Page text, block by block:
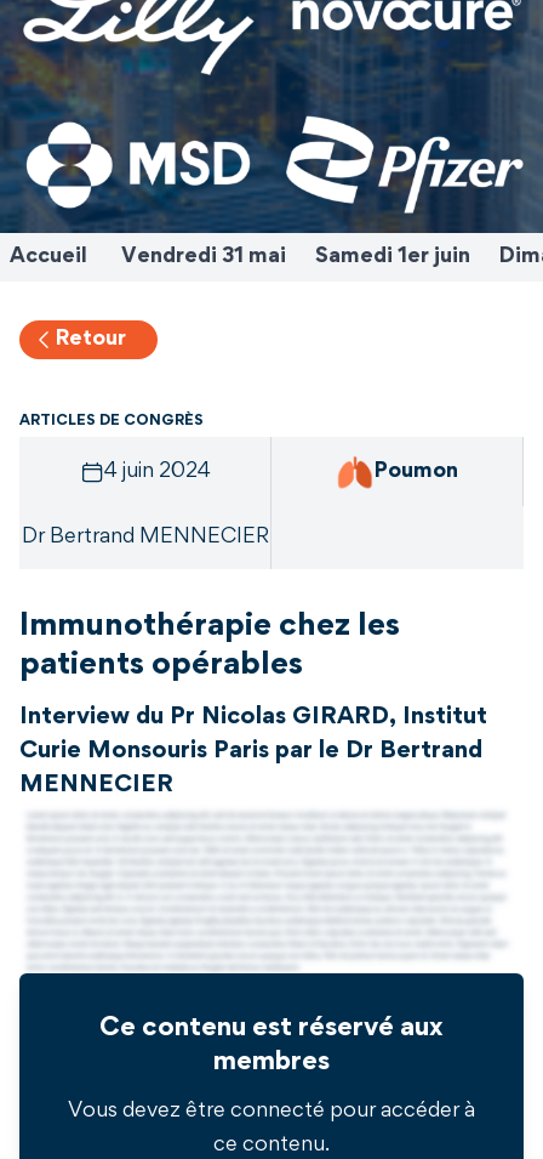
Accueil Vendredi 31 mai Samedi 1er juin
Retour
ARTICLES DE CONGRÈS
4 juin 2024 Poumon
Dr Bertrand MENNECIER
Immunothérapie chez les
patients opérables
Interview du Pr Nicolas GIRARD, Institut
Curie Monsouris Paris par le Dr Bertrand
MENNECIER
Ce contenu est réservé aux
membres
Vous devez être connecté pour accéder à
ce contenu.